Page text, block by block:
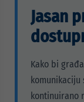
Jasan
Kako bi
kontinuirano